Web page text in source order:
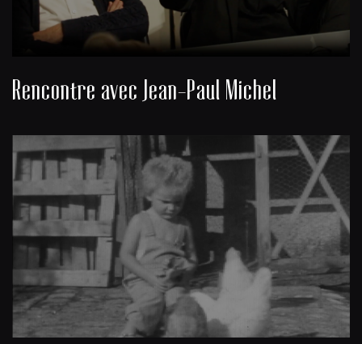
Rencontre avec Jean-Paul Michel